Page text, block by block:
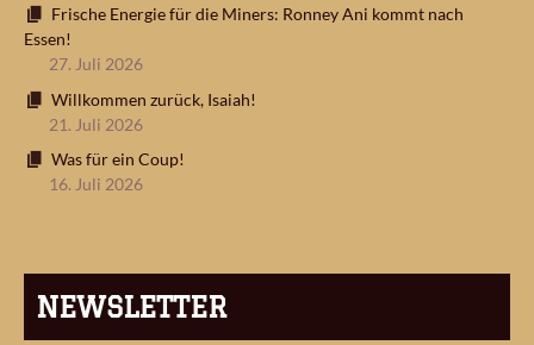
Frische Energie für die Miners: Ronney Ani kommt nach
Essen!
27. Juli 2026
Willkommen zurück, Isaiah!
21. Juli 2026
Was für ein Coup!
16. Juli 2026
NEWSLETTER